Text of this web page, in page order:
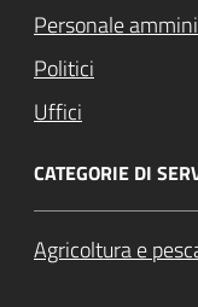
Personale
Politici
Uffici
CATEGORIE DI
Agricoltura e